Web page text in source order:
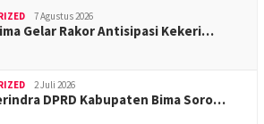
7 Agustus 2026
Gelar Rakor Antisipasi Kekeri…
2 Juli 2026
DPRD Kabupaten Bima Soro…